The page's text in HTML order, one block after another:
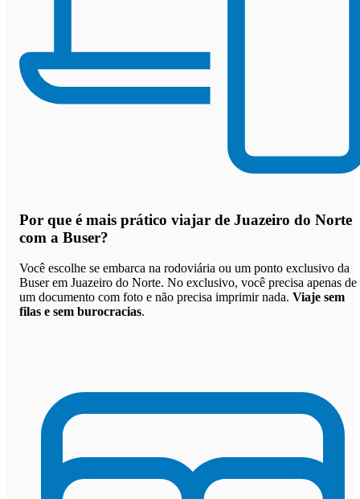
Por que é mais prático viajar de Juazeiro do Norte
com a Buser?
Você escolhe se embarca na rodoviária ou um ponto exclusivo da
Buser em Juazeiro do Norte. No exclusivo, você precisa apenas de
um documento com foto e não precisa imprimir nada. Viaje sem
filas e sem burocracias.